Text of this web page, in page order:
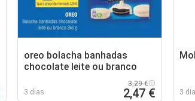
oreo bolacha banhadas
chocolate leite ou branco
3 dias
3,29 €
2,47 € 3